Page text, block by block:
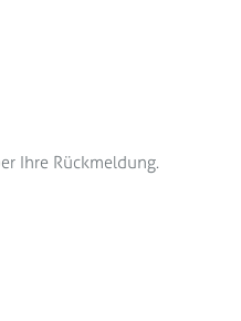
Ihre Rückmeldung.